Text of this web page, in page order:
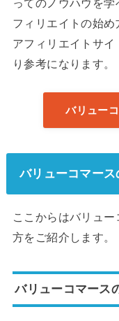
ってのノウハウを
フィリエイトの始め
アフィリエイトサ
り参考になります。
バリュー
バリューコマー
ここからはバリュ
方をご紹介します。
バリューコマース